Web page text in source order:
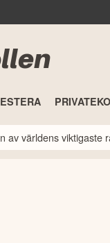
av världens viktigaste